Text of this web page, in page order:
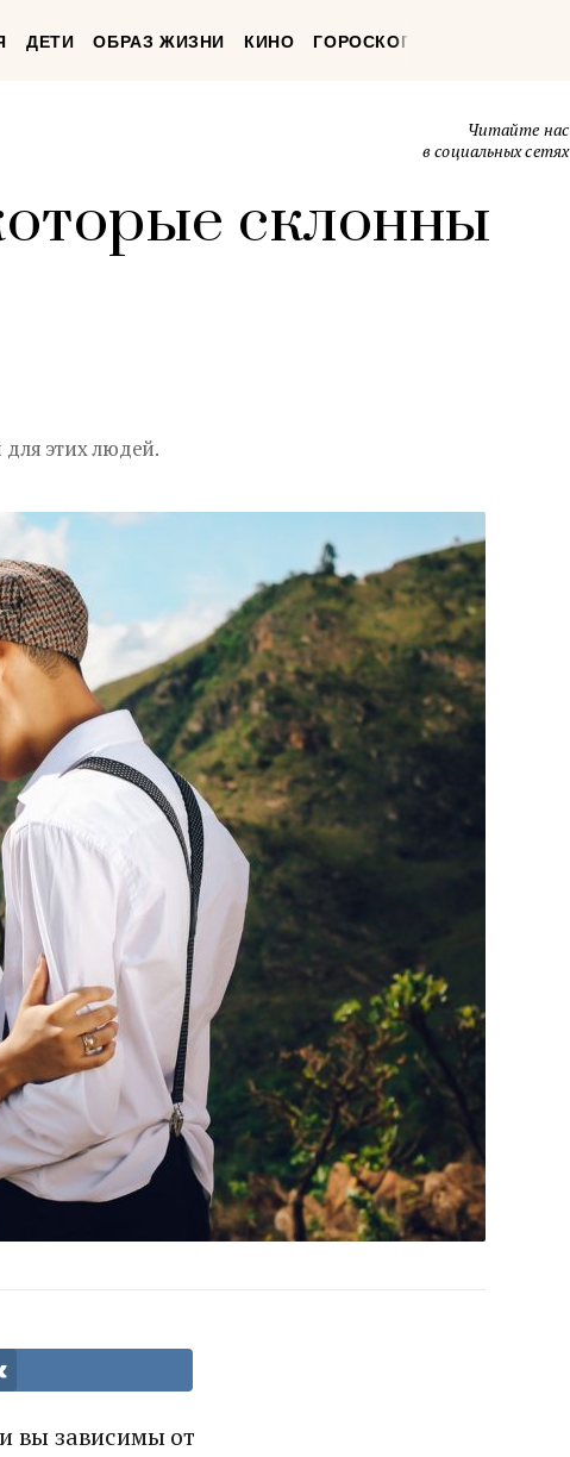
ДЕТИ ОБРАЗ ЖИЗНИ КИНО ГОРОСКОП
Читайте нас
в социальных сетях
склонны
этих людей.
вы зависимы от